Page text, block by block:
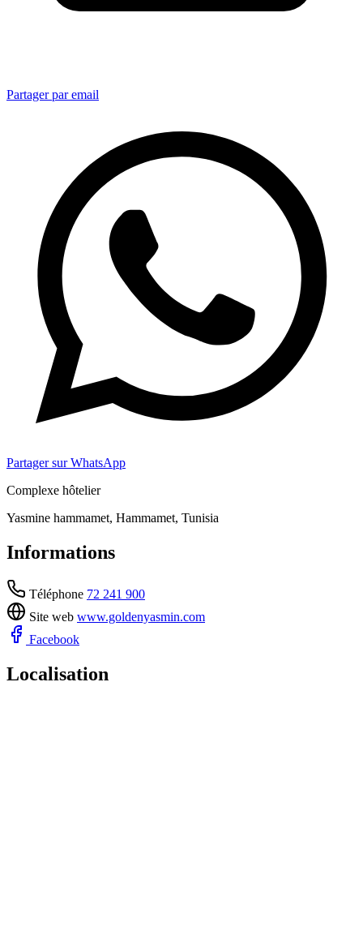
Partager par email
Partager sur WhatsApp
Complexe hôtelier
Yasmine hammamet, Hammamet, Tunisia
Informations
Téléphone 72 241 900
Site web www.goldenyasmin.com
Facebook
Localisation